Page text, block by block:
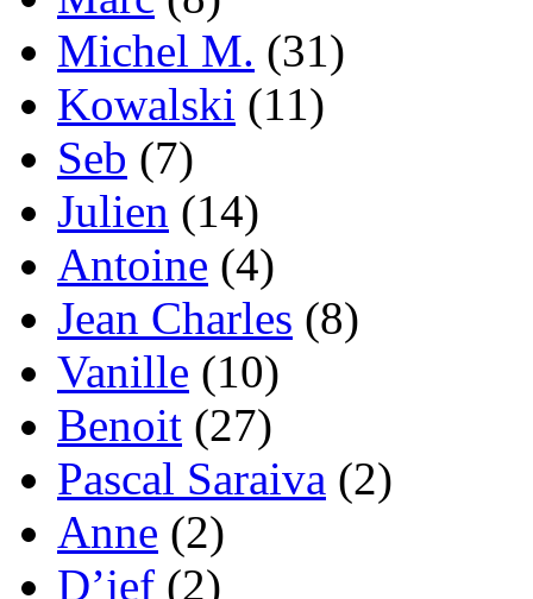
Michel M. (31)
Kowalski (11)
Seb (7)
Julien (14)
Antoine (4)
Jean Charles (8)
Vanille (10)
Benoit (27)
Pascal Saraiva (2)
Anne (2)
D’jef (2)